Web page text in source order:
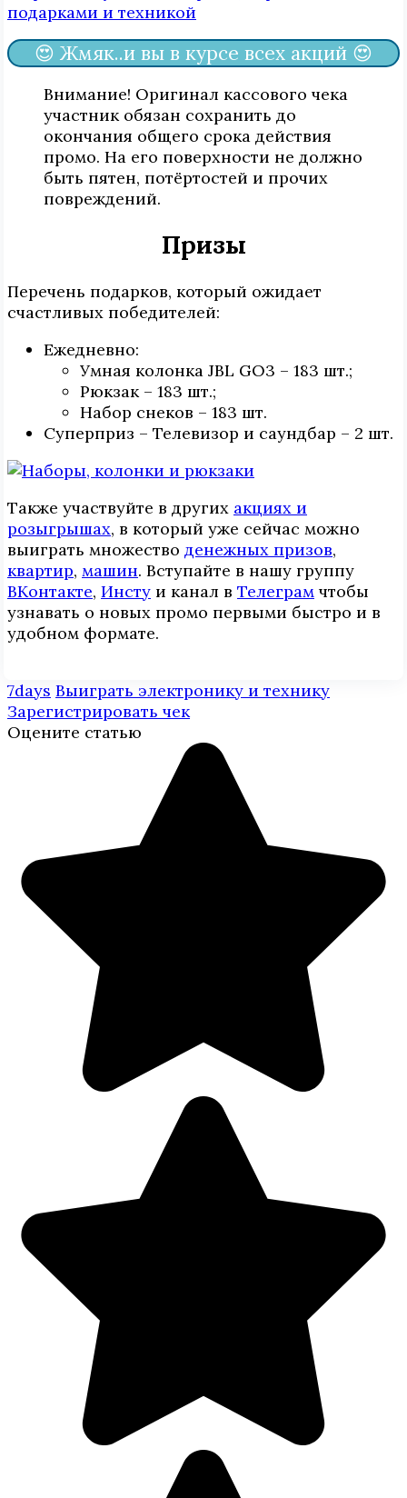
😍 Жмяк..и вы в курсе всех акций 😍
Внимание! Оригинал кассового чека
участник обязан сохранить до
окончания общего срока действия
промо. На его поверхности не должно
быть пятен, потёртостей и прочих
повреждений.
Призы
Перечень подарков, который ожидает
счастливых победителей:
Ежедневно:
Умная колонка JBL GO3 – 183 шт.;
Рюкзак – 183 шт.;
Набор снеков – 183 шт.
Суперприз – Телевизор и саундбар – 2 шт.
Также участвуйте в других акциях и
розыгрышах, в который уже сейчас можно
выиграть множество денежных призов,
квартир, машин. Вступайте в нашу группу
ВКонтакте, Инcтy и канал в Телеграм чтобы
узнавать о новых промо первыми быстро и в
удобном формате.
7days Выиграть электронику и технику
Зарегистрировать чек
Оцените статью